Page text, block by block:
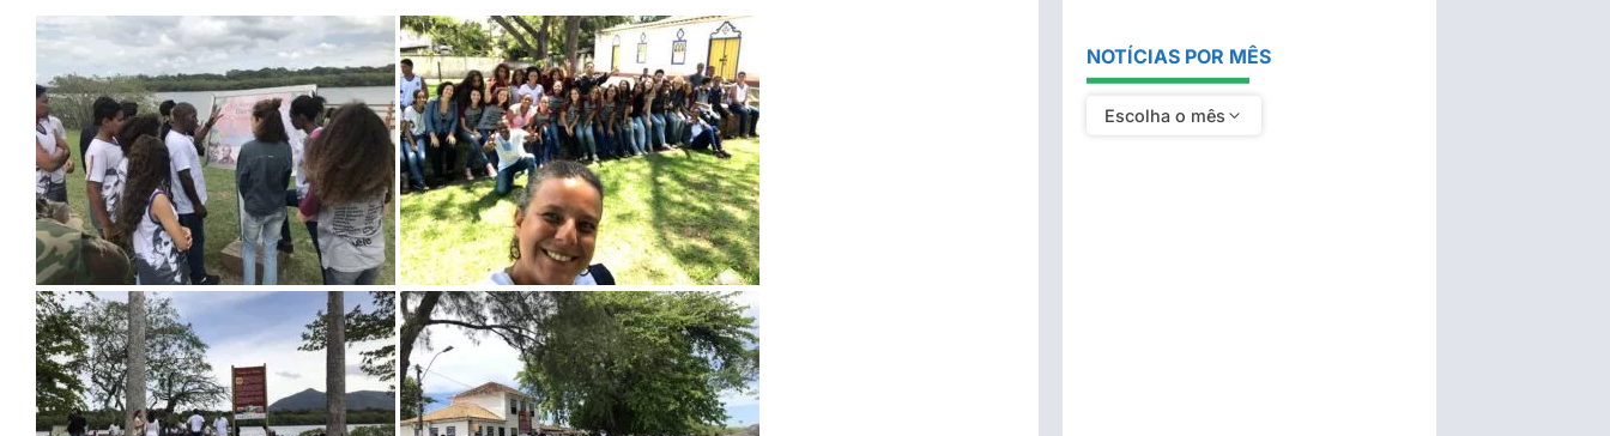
NOTÍCIAS POR MÊS
Escolha o mês